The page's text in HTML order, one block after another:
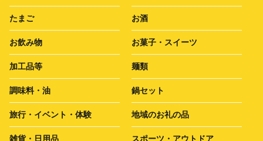
たまご お酒
お飲み物 お菓子・スイーツ
加工品等 麺類
調味料・油 鍋セット
旅行・イベント・体験 地域のお礼の品
雑貨・日用品 スポーツ・アウトドア